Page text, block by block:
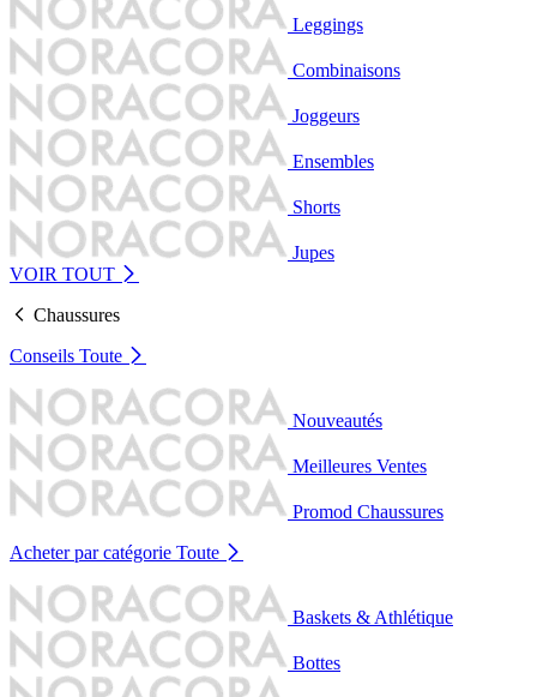
Leggings
Combinaisons
Joggeurs
Ensembles
Shorts
Jupes
VOIR TOUT
Chaussures
Conseils Toute
Nouveautés
Meilleures Ventes
Promod Chaussures
Acheter par catégorie Toute
Baskets & Athlétique
Bottes